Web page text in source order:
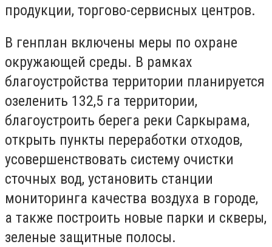
продукции, торгово-сервисных центров.
В генплан включены меры по охране
окружающей среды. В рамках
благоустройства территории планируется
озеленить 132,5 га территории,
благоустроить берега реки Саркырама,
открыть пункты переработки отходов,
усовершенствовать систему очистки
сточных вод, установить станции
мониторинга качества воздуха в городе,
а также построить новые парки и скверы,
зеленые защитные полосы.